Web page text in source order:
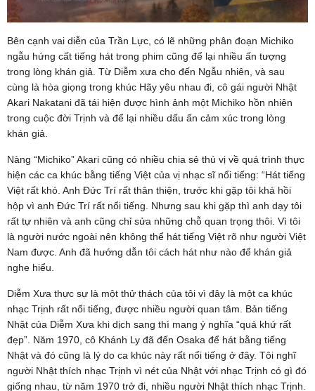
Bên cạnh vai diễn của Trần Lực, có lẽ những phân đoạn Michiko
ngẫu hứng cất tiếng hát trong phim cũng để lại nhiều ấn tượng
trong lòng khán giả. Từ Diễm xưa cho đến Ngẫu nhiên, và sau
cùng là hòa giọng trong khúc Hãy yêu nhau đi, cô gái người Nhật
Akari Nakatani đã tái hiện được hình ảnh một Michiko hồn nhiên
trong cuộc đời Trịnh và để lại nhiều dấu ấn cảm xúc trong lòng
khán giả.
Nàng “Michiko” Akari cũng có nhiều chia sẻ thú vị về quá trình thực
hiện các ca khúc bằng tiếng Việt của vị nhạc sĩ nổi tiếng: “Hát tiếng
Việt rất khó. Anh Đức Trí rất thân thiện, trước khi gặp tôi khá hồi
hộp vì anh Đức Trí rất nổi tiếng. Nhưng sau khi gặp thì anh dạy tôi
rất tự nhiên và anh cũng chỉ sửa những chỗ quan trọng thôi. Vì tôi
là người nước ngoài nên không thể hát tiếng Việt rõ như người Việt
Nam được. Anh đã hướng dẫn tôi cách hát như nào để khán giả
nghe hiểu.
Diễm Xưa thực sự là một thử thách của tôi vì đây là một ca khúc
nhạc Trịnh rất nổi tiếng, được nhiều người quan tâm. Bản tiếng
Nhật của Diễm Xưa khi dịch sang thì mang ý nghĩa “quá khứ rất
đẹp”. Năm 1970, cô Khánh Ly đã đến Osaka để hát bằng tiếng
Nhật và đó cũng là lý do ca khúc này rất nổi tiếng ở đây. Tôi nghĩ
người Nhật thích nhạc Trịnh vì nét của Nhật với nhạc Trịnh có gì đó
giống nhau, từ năm 1970 trở đi, nhiều người Nhật thích nhạc Trịnh.